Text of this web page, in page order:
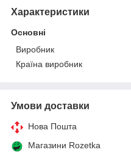
Характеристики
Основні
Виробник
Країна виробник
Умови доставки
Нова Пошта
Магазини Rozetka